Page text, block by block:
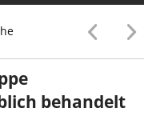
behandelt